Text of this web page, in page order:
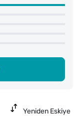
Yeniden Eskiye